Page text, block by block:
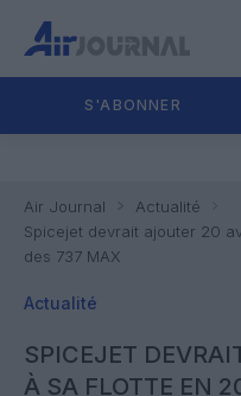
S'ABONNER
Air Journal
Actualité
Spicejet devrait ajouter 20
des 737 MAX
Actualité
SPICEJET
À SA FLOTTE EN